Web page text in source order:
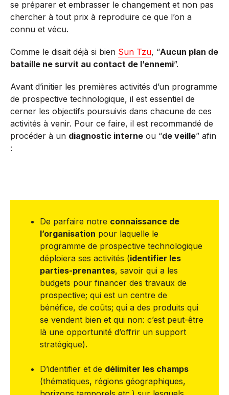
se préparer et embrasser le changement et non pas
chercher à tout prix à reproduire ce que l’on a
connu et vécu.
Comme le disait déjà si bien Sun Tzu, “Aucun plan de
bataille ne survit au contact de l’ennemi”.
Avant d’initier les premières activités d’un programme
de prospective technologique, il est essentiel de
cerner les objectifs poursuivis dans chacune de ces
activités à venir. Pour ce faire, il est recommandé de
procéder à un diagnostic interne ou “de veille” afin
:
De parfaire notre connaissance de
l’organisation pour laquelle le
programme de prospective technologique
déploiera ses activités (identifier les
parties-prenantes, savoir qui a les
budgets pour financer des travaux de
prospective; qui est un centre de
bénéfice, de coûts; qui a des produits qui
se vendent bien et qui non: c’est peut-être
là une opportunité d’offrir un support
stratégique).
D’identifier et de délimiter les champs
(thématiques, régions géographiques,